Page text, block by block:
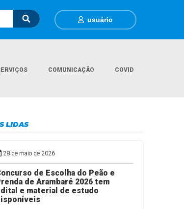
usuário
COMUNICAÇÃO COVID
LIDAS
28 de maio de 2026
de Escolha do Peão e
de Arambaré 2026 tem
e material de estudo